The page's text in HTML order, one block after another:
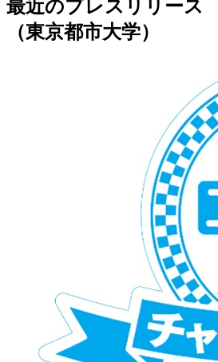
最近のプレスリリース
（東京都市大学）